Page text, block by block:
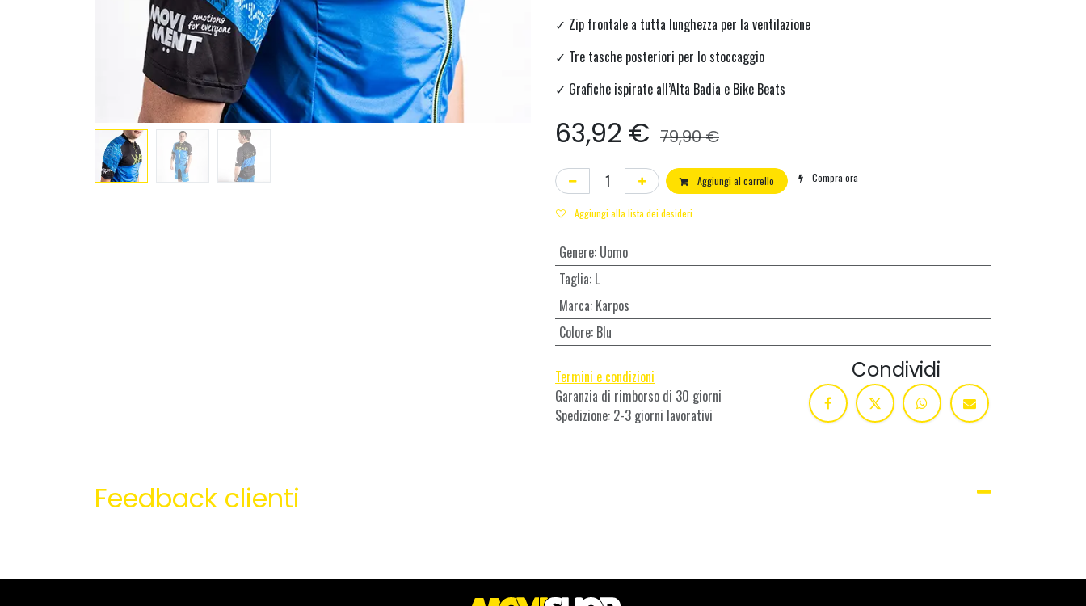
✓ Zip frontale a tutta lunghezza per la ventilazione
✓ Tre tasche posteriori per lo stoccaggio
✓ Grafiche ispirate all’Alta Badia e Bike Beats
63,92 € 79,90€
Aggiungi al carrello Compra ora
Aggiungi alla lista dei desideri
Genere: Uomo
Taglia: L
Marca: Karpos
Colore: Blu
Termini e condizioni
Garanzia di rimborso di 30 giorni
Spedizione: 2-3 giorni lavorativi
Condividi
Feedback clienti